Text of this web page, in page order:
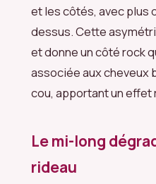
et les côtés, avec plus
dessus. Cette
et donne un côté rock
associée aux cheveux
cou, apportant un
Le mi-long
rideau